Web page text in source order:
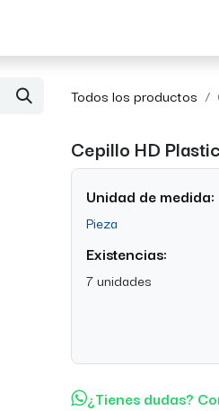
Todos los productos
Cepillo HD
Unidad de medida:
Pieza
Existencias:
7 unidades
¿Tienes dudas?